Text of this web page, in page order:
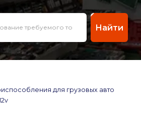
Найти
для грузовых авто